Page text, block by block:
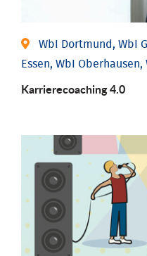
WbI Dortmund, WbI
Essen, WbI
Karriere­coaching 4.0